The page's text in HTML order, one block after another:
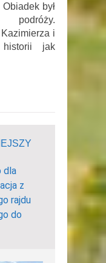
był
podróży.
i
jak
dla
z
rajdu
do